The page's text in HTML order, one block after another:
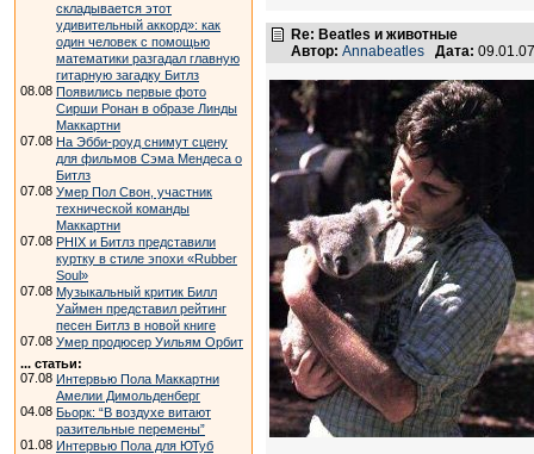
складывается этот
удивительный аккорд»: как
один человек с помощью
математики разгадал главную
гитарную загадку Битлз
08.08 Появились первые фото
Сирши Ронан в образе Линды
Маккартни
07.08 На Эбби-роуд снимут сцену
для фильмов Сэма Мендеса о
Битлз
07.08 Умер Пол Свон, участник
технической команды
Маккартни
07.08 PHIX и Битлз представили
куртку в стиле эпохи «Rubber
Soul»
07.08 Музыкальный критик Билл
Уаймен представил рейтинг
песен Битлз в новой книге
07.08 Умер продюсер Уильям Орбит
... статьи:
07.08 Интервью Пола Маккартни
Амелии Димольденберг
04.08 Бьорк: “В воздухе витают
разительные перемены”
01.08 Интервью Пола для ЮТуб
Re: Beatles и животные
Автор: Annabeatles Дата: